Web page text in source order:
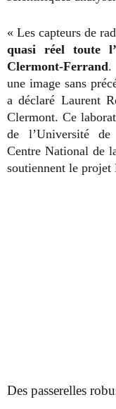
« Les capteurs de
quasi réel toute
Clermont-Ferrand.
une image sans
a déclaré Laurent
Clermont. Ce
de l’Université
Centre National de
soutiennent le projet
Des passerelles